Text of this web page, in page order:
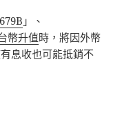
」、
幣升值時，將因外幣
息收也可能抵銷不